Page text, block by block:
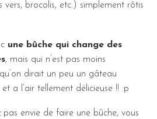
vers, brocolis, etc.) simplement rôtis
une bûche qui change des
, mais qui n’est pas moins
dirait un peu un gâteau
a l’air tellement délicieuse !! :p
pas envie de faire une bûche, vous